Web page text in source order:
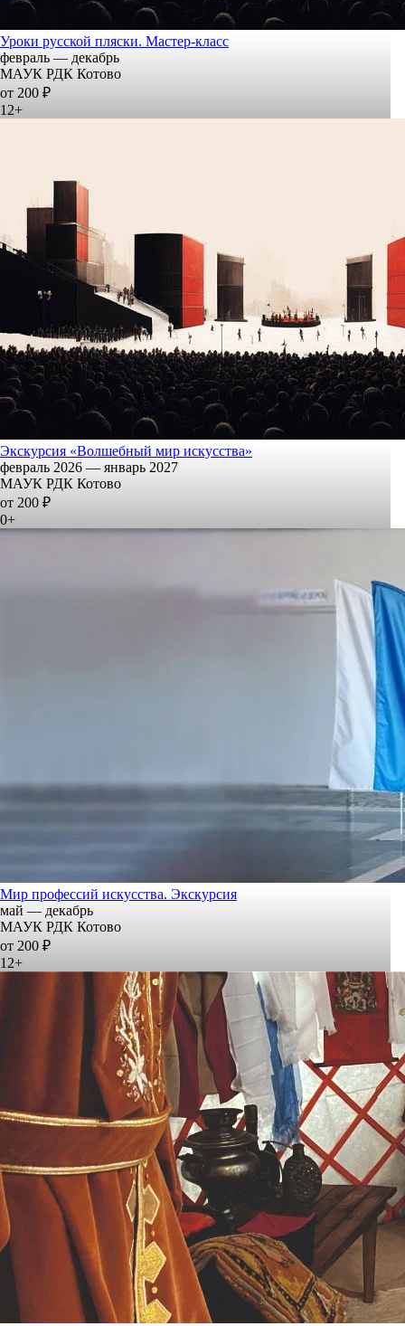
Уроки русской пляски. Мастер-класс
февраль — декабрь
МАУК РДК Котово
от 200 ₽
12+
Экскурсия «Волшебный мир искусства»
февраль 2026 — январь 2027
МАУК РДК Котово
от 200 ₽
0+
Мир профессий искусства. Экскурсия
май — декабрь
МАУК РДК Котово
от 200 ₽
12+